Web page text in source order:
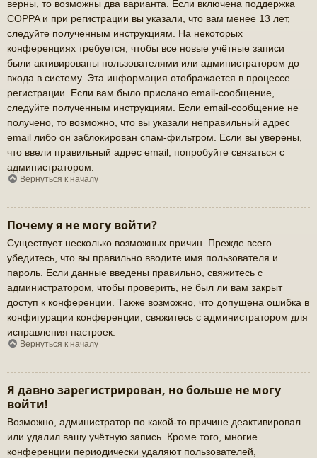
верны, то возможны два варианта. Если включена поддержка
COPPA и при регистрации вы указали, что вам менее 13 лет,
следуйте полученным инструкциям. На некоторых
конференциях требуется, чтобы все новые учётные записи
были активированы пользователями или администратором до
входа в систему. Эта информация отображается в процессе
регистрации. Если вам было прислано email-сообщение,
следуйте полученным инструкциям. Если email-сообщение не
получено, то возможно, что вы указали неправильный адрес
email либо он заблокирован спам-фильтром. Если вы уверены,
что ввели правильный адрес email, попробуйте связаться с
администратором.
Вернуться к началу
Почему я не могу войти?
Существует несколько возможных причин. Прежде всего
убедитесь, что вы правильно вводите имя пользователя и
пароль. Если данные введены правильно, свяжитесь с
администратором, чтобы проверить, не был ли вам закрыт
доступ к конференции. Также возможно, что допущена ошибка в
конфигурации конференции, свяжитесь с администратором для
исправления настроек.
Вернуться к началу
Я давно зарегистрирован, но больше не могу
войти!
Возможно, администратор по какой-то причине деактивировал
или удалил вашу учётную запись. Кроме того, многие
конференции периодически удаляют пользователей,